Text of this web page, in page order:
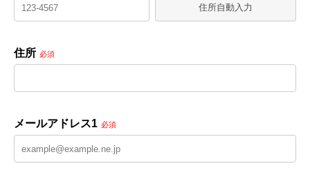
住所自動入力
住所 必須
メールアドレス1 必須